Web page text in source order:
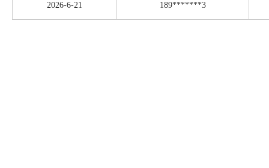
2026-6-21 189*******3